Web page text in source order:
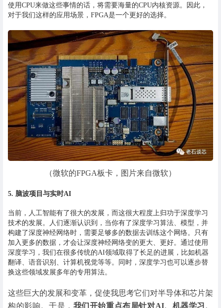
使用CPU来做这些事情的话，将需要海量的CPU内核资源。因此，
对于我们这样的应用场景，FPGA是一个更好的选择。
（微软的FPGA板卡，图片来自微软）
5. 脑波项目与实时AI
当前，人工智能有了很大的发展，而这很大程度上归功于深度学习
技术的发展。人们逐渐认识到，当你有了深度学习算法、模型，并
构建了深度神经网络时，需要足够多的数据去训练这个网络。只有
加入更多的数据，才会让深度神经网络变的更大、更好。通过使用
深度学习，我们在很多传统的AI领域取得了长足的进展，比如机器
翻译、语音识别、计算机视觉等等。同时，深度学习也可以逐步替
换这些领域发展多年的专用算法。
这些巨大的发展和变革，促使我思考它们对半导体和芯片架
构的影响。于是， 我们开始重点布局针对AI、机器学习、